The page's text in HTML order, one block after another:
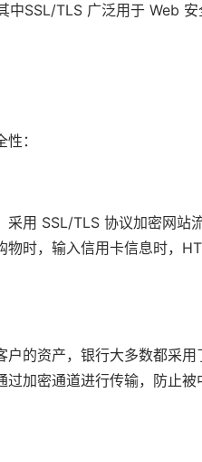
中SSL/TLS 广泛用于 Web
：
用 SSL/TLS 协议加密网站
时，输入信用卡信息时，
的资产，银行大多数都采用
加密通道进行传输，防止被